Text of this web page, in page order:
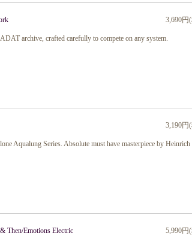
3,690円
archive, crafted carefully to compete on any system.
3,190円
Aqualung Series. Absolute must have masterpiece by
Then/Emotions Electric 5,990円